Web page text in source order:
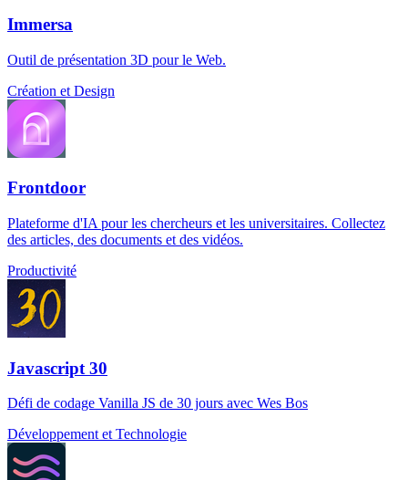
Immersa
Outil de présentation 3D pour le Web.
Création et Design
Frontdoor
Plateforme d'IA pour les chercheurs et les universitaires. Collectez
des articles, des documents et des vidéos.
Productivité
Javascript 30
Défi de codage Vanilla JS de 30 jours avec Wes Bos
Développement et Technologie